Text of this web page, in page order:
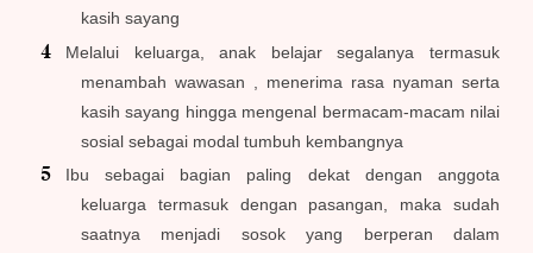
kasih sayang
Melalui keluarga, anak belajar segalanya termasuk
menambah wawasan , menerima rasa nyaman serta
kasih sayang hingga mengenal bermacam-macam nilai
sosial sebagai modal tumbuh kembangnya
Ibu sebagai bagian paling dekat dengan anggota
keluarga termasuk dengan pasangan, maka sudah
saatnya menjadi sosok yang berperan dalam